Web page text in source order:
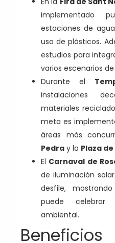
implementado
estaciones de
uso de plásticos.
estudios para
varios escenarios
Durante el
instalaciones
materiales
meta es
áreas más
Pedra y la Plaza
El Carnaval de
de iluminación
desfile,
puede
ambiental.